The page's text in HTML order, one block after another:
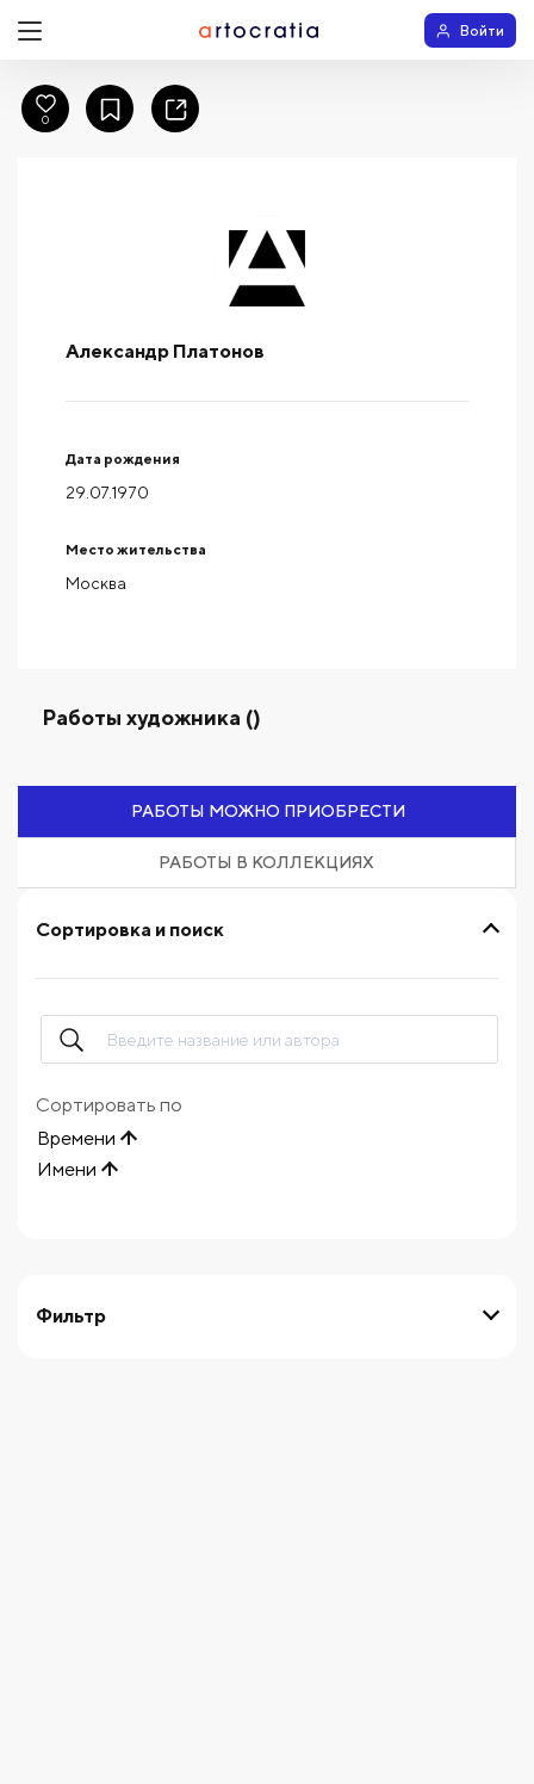
Войти
Александр Платонов
Дата рождения
29.07.1970
Место жительства
Москва
Работы художника ()
РАБОТЫ МОЖНО ПРИОБРЕСТИ
РАБОТЫ В КОЛЛЕКЦИЯХ
Фильтр
Сортировка и поиск
Сортировать по
Времени
Имени
0